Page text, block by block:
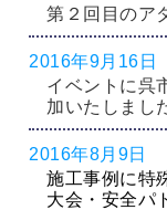
第２回目のア
2016年9月16日
イベントに呉
加いたしまし
2016年8月9日
施工事例に特
大会・安全パ